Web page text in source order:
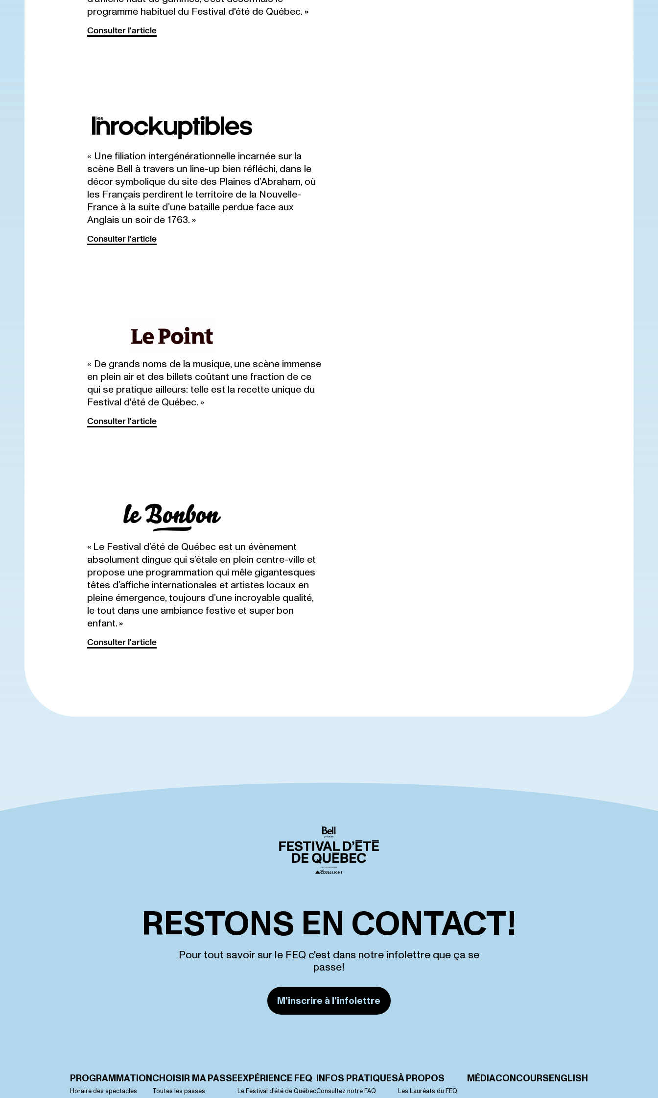
programme habituel du Festival d'été de Québec. »
Consulter l'article
« Une filiation intergénérationnelle incarnée sur la
scène Bell à travers un line-up bien réfléchi, dans le
décor symbolique du site des Plaines d’Abraham, où
les Français perdirent le territoire de la Nouvelle-
France à la suite d’une bataille perdue face aux
Anglais un soir de 1763. »
Consulter l'article
« De grands noms de la musique, une scène immense
en plein air et des billets coûtant une fraction de ce
qui se pratique ailleurs: telle est la recette unique du
Festival d'été de Québec. »
Consulter l'article
« Le Festival d’été de Québec est un évènement
absolument dingue qui s’étale en plein centre-ville et
propose une programmation qui mêle gigantesques
têtes d’affiche internationales et artistes locaux en
pleine émergence, toujours d’une incroyable qualité,
le tout dans une ambiance festive et super bon
enfant. »
Consulter l'article
RESTONS EN CONTACT!
Pour tout savoir sur le FEQ c'est dans notre infolettre que ça se
passe!
M'inscrire à l'infolettre
PROGRAMMATION
Horaire des spectacles
CHOISIR MA PASSE
Toutes les passes
EXPÉRIENCE FEQ
Le Festival d’été de Québec
INFOS PRATIQUES
Consultez notre FAQ
À PROPOS
Les Lauréats du FEQ
MÉDIACONCOURSENGLISH